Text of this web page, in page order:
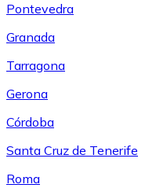
Pontevedra
Granada
Tarragona
Gerona
Córdoba
Santa Cruz de Tenerife
Roma